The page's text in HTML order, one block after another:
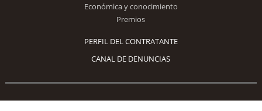
Económica y conocimiento
Premios
PERFIL DEL CONTRATANTE
CANAL DE DENUNCIAS
Síguenos